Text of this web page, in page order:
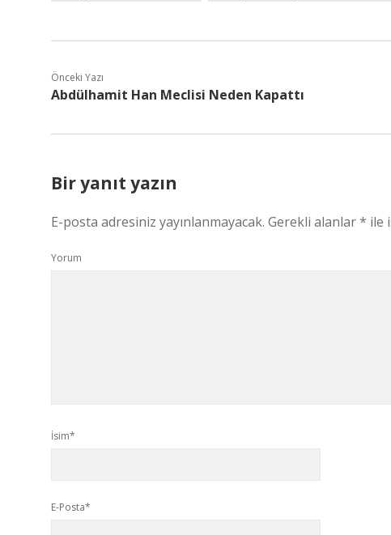
Önceki Yazı
Abdülhamit Han Meclisi Neden Kapattı
Bir yanıt yazın
E-posta adresiniz yayınlanmayacak. Gerekli alanlar* ile
Yorum
İsim*
E-Posta*